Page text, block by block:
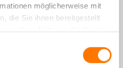
möglicherweise mit
die Sie ihnen bereitgestellt
Ihrer Nutzung der Dienste